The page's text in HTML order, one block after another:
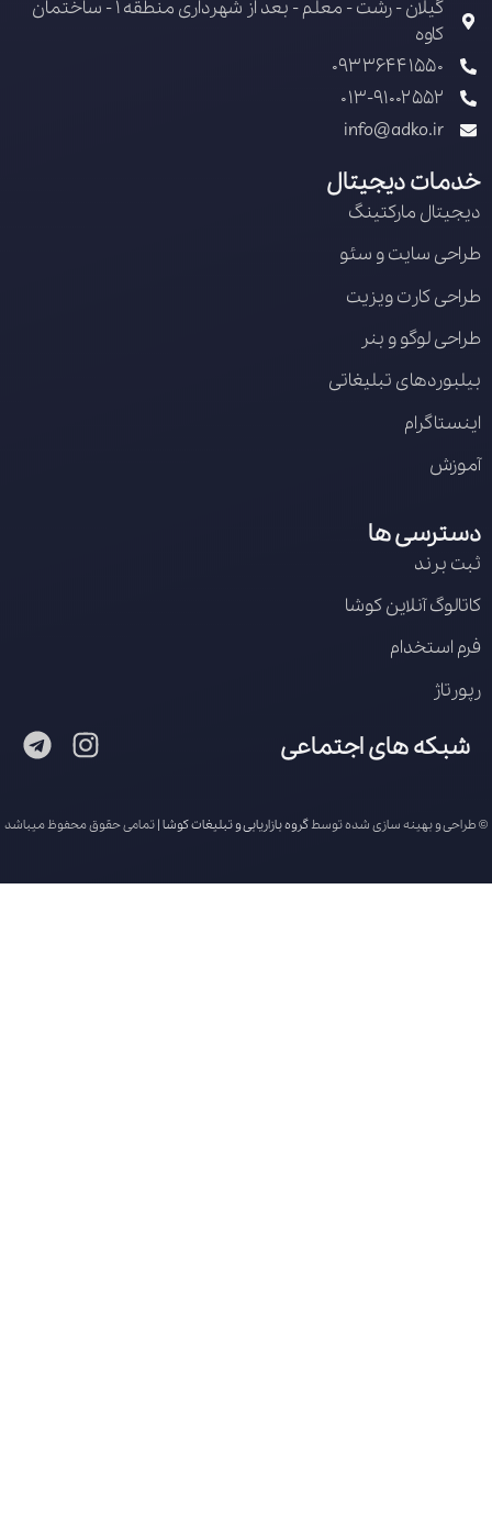
گیلان - رشت - معلم - بعد از شهرداری منطقه 1 - ساختمان
کاوه
09336441550
013-91002552
info@adko.ir
خدمات دیجیتال
دیجیتال مارکتینگ
طراحی سایت و سئو
طراحی کارت ویزیت
طراحی لوگو و بنر
بیلبوردهای تبلیغاتی
اینستاگرام
آموزش
دسترسی ها
ثبت برند
کاتالوگ آنلاین کوشا
فرم استخدام
رپورتاژ
شبکه های اجتماعی
© طراحی و بهینه سازی شده توسطگروه بازاریابی و تبلیغات کوشا| تمامی حقوق محفوظ میباشد